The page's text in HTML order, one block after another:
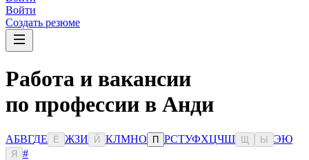
Войти
Создать резюме
Работа и вакансии
по профессии в Анди
АБВГДЕ Ё ЖЗИ Й КЛМНО П РСТУФХЦЧШ Ы ЭЮ
Я
#